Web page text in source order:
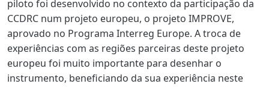
piloto foi desenvolvido no contexto da participação da
CCDRC num projeto europeu, o projeto IMPROVE,
aprovado no Programa Interreg Europe. A troca de
experiências com as regiões parceiras deste projeto
europeu foi muito importante para desenhar o
instrumento, beneficiando da sua experiência neste